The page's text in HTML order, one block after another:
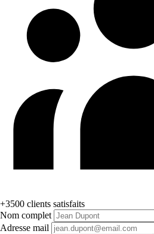
+3500 clients satisfaits
Nom complet
Adresse mail